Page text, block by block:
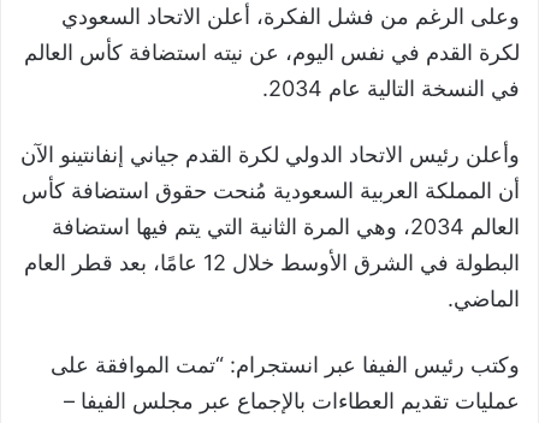
وعلى الرغم من فشل الفكرة، أعلن الاتحاد السعودي
لكرة القدم في نفس اليوم، عن نيته استضافة كأس العالم
في النسخة التالية عام 2034.
وأعلن رئيس الاتحاد الدولي لكرة القدم جياني إنفانتينو الآن
أن المملكة العربية السعودية مُنحت حقوق استضافة كأس
العالم 2034، وهي المرة الثانية التي يتم فيها استضافة
البطولة في الشرق الأوسط خلال 12 عامًا، بعد قطر العام
الماضي.
وكتب رئيس الفيفا عبر انستجرام: “تمت الموافقة على
عمليات تقديم العطاءات بالإجماع عبر مجلس الفيفا –